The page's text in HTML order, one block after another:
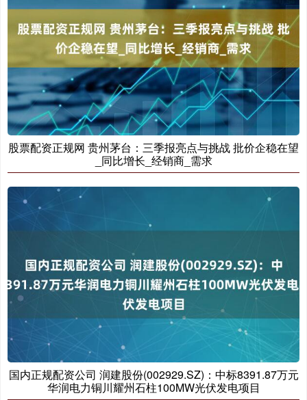
股票配资正规网 贵州茅台：三季报亮点与挑战 批价企稳在望
_同比增长_经销商_需求
国内正规配资公司 润建股份(002929.SZ)：中标8391.87万元
华润电力铜川耀州石柱100MW光伏发电项目